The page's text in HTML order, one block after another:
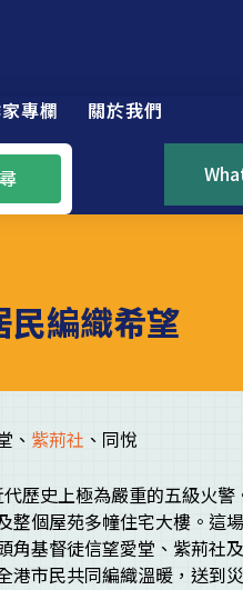
專欄 關於我們
民編織希望
、 紫荊社 、同悅
歷史上極為嚴重的五級火
整個屋苑多幢住宅大樓。這
角基督徒信望愛堂、紫荊社
市民共同編織溫暖，送到